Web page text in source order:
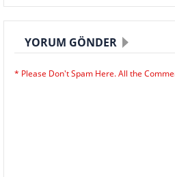
YORUM GÖNDER
* Please Don't Spam Here. All the